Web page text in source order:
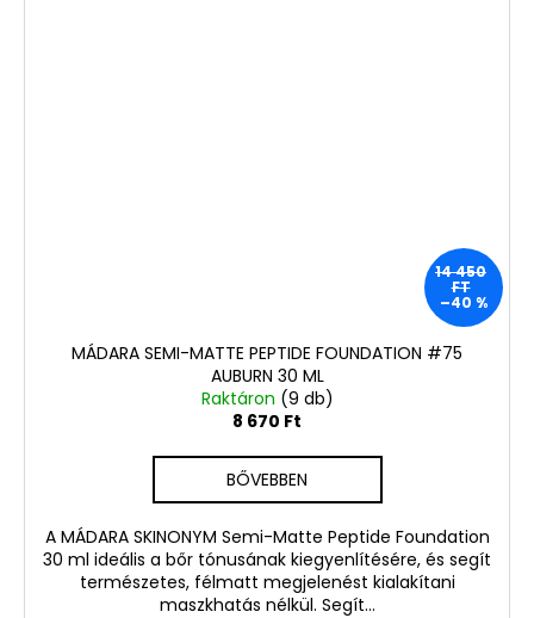
14 450
FT
–40 %
MÁDARA SEMI-MATTE PEPTIDE FOUNDATION #75
AUBURN 30 ML
Raktáron (9 db)
8 670 Ft
BŐVEBBEN
A MÁDARA SKINONYM Semi-Matte Peptide Foundation
30 ml ideális a bőr tónusának kiegyenlítésére, és segít
természetes, félmatt megjelenést kialakítani
maszkhatás nélkül. Segít...